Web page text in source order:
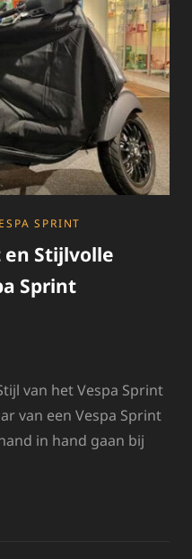
SPRINT
Stijlvolle
Sprint
van het Vespa Sprint
van een Vespa Sprint
in hand gaan bij